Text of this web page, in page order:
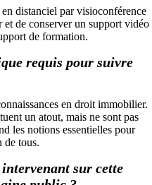
distanciel par visioconférence
et de conserver un support vidéo
de formation.
requis pour suivre
en droit immobilier.
un atout, mais ne sont pas
les notions essentielles pour
de tous.
sur cette